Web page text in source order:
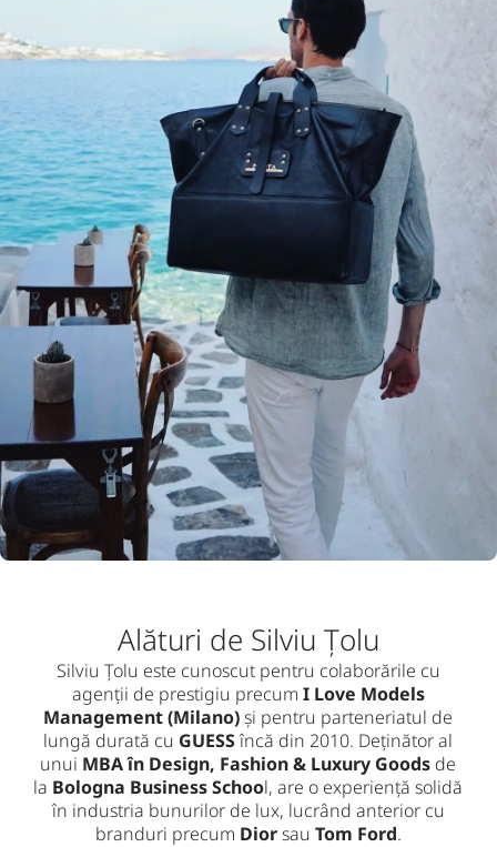
Alături de Silviu Țolu
Silviu Țolu este cunoscut pentru colaborările cu
agenții de prestigiu precum I Love Models
Management (Milano)și pentru parteneriatul de
lungă durată cu GUESSîncă din 2010. Deținător al
unui MBA în Design, Fashion & Luxury Goods de
la Bologna Business School, are o experiență solidă
în industria bunurilor de lux, lucrând anterior cu
branduri precum Diorsau Tom Ford.